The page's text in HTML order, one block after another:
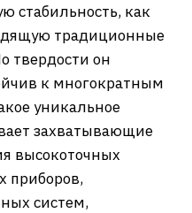
стабильность, как
традиционные
твердости он
к многократным
уникальное
захватывающие
высокоточных
приборов,
систем,